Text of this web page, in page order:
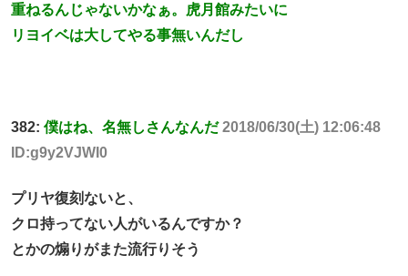
重ねるんじゃないかなぁ。虎月館みたいに
リヨイベは大してやる事無いんだし
382: 僕はね、名無しさんなんだ 2018/06/30(土) 12:06:48
ID:g9y2VJWI0
プリヤ復刻ないと、
クロ持ってない人がいるんですか？
とかの煽りがまた流行りそう